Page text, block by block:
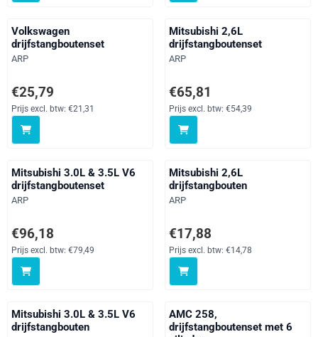
Volkswagen
drijfstangboutenset
Merk:
ARP
Prijs: 25,79, exclusief btw: 21,31
€25,79
Prijs excl. btw: €21,31
Mitsubishi 2,6L
drijfstangboutenset
Merk:
ARP
Prijs: 65,81, exclusief btw: 54,39
€65,81
Prijs excl. btw: €54,39
Mitsubishi 3.0L & 3.5L V6
drijfstangboutenset
Merk:
ARP
Prijs: 96,18, exclusief btw: 79,49
€96,18
Prijs excl. btw: €79,49
Mitsubishi 2,6L
drijfstangbouten
Merk:
ARP
Prijs: 17,88, exclusief btw: 14,78
€17,88
Prijs excl. btw: €14,78
Mitsubishi 3.0L & 3.5L V6
drijfstangbouten
AMC 258,
drijfstangboutenset met 6